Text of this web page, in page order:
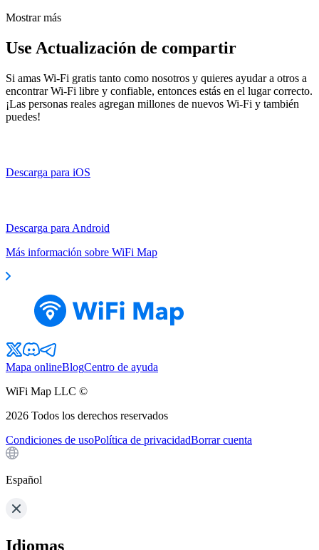
Mostrar más
Use Actualización de compartir
Si amas Wi-Fi gratis tanto como nosotros y quieres ayudar a otros a
encontrar Wi-Fi libre y confiable, entonces estás en el lugar correcto.
¡Las personas reales agregan millones de nuevos Wi-Fi y también
puedes!
Descarga para iOS
Descarga para Android
Más información sobre WiFi Map
Mapa onlineBlogCentro de ayuda
WiFi Map LLC ©
2026 Todos los derechos reservados
Condiciones de usoPolítica de privacidadBorrar cuenta
Español
Idiomas